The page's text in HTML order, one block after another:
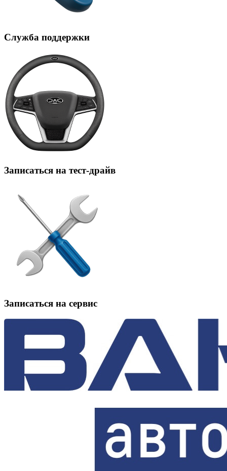
Служба поддержки
Записаться на тест-драйв
Записаться на сервис